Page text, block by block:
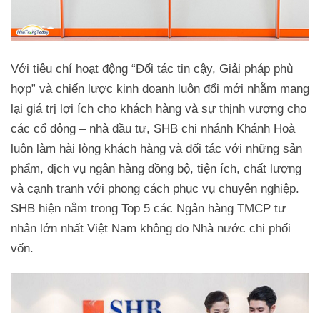
Với tiêu chí hoạt động “Đối tác tin cậy, Giải pháp phù
hợp” và chiến lược kinh doanh luôn đổi mới nhằm mang
lại giá trị lợi ích cho khách hàng và sự thịnh vượng cho
các cổ đông – nhà đầu tư, SHB chi nhánh Khánh Hoà
luôn làm hài lòng khách hàng và đối tác với những sản
phẩm, dịch vụ ngân hàng đồng bộ, tiện ích, chất lượng
và cạnh tranh với phong cách phục vụ chuyên nghiệp.
SHB hiện nằm trong Top 5 các Ngân hàng TMCP tư
nhân lớn nhất Việt Nam không do Nhà nước chi phối
vốn.